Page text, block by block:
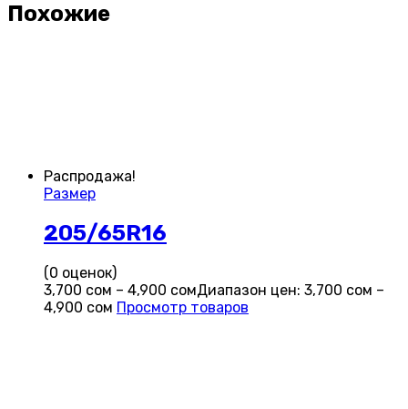
Похожие
Распродажа!
Размер
205/65R16
(0 оценок)
3,700 сом – 4,900 сомДиапазон цен: 3,700 сом –
4,900 сом Просмотр товаров